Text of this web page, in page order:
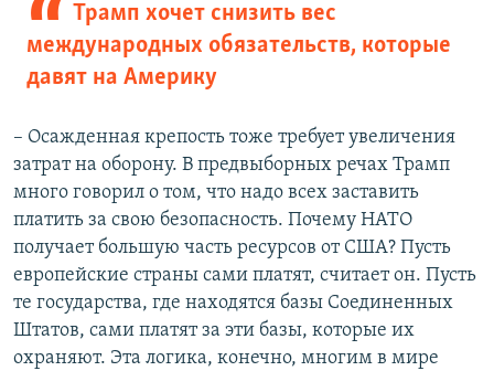
Трамп хочет снизить вес
международных обязательств, которые
давят на Америку
– Осажденная крепость тоже требует увеличения
затрат на оборону. В предвыборных речах Трамп
много говорил о том, что надо всех заставить
платить за свою безопасность. Почему НАТО
получает большую часть ресурсов от США? Пусть
европейские страны сами платят, считает он. Пусть
те государства, где находятся базы Соединенных
Штатов, сами платят за эти базы, которые их
охраняют. Эта логика, конечно, многим в мире